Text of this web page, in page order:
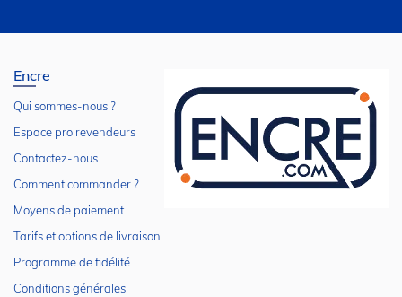
Encre
Qui sommes-nous ?
Espace pro revendeurs
Contactez-nous
Comment commander ?
Moyens de paiement
Tarifs et options de livraison
Programme de fidélité
Conditions générales